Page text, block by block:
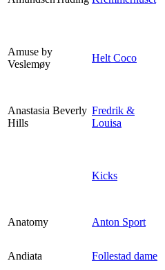
Amuse by
Veslemøy
Helt Coco
Anastasia Beverly
Hills
Fredrik &
Louisa
Kicks
Anatomy Anton Sport
Andiata
Follestad dame